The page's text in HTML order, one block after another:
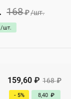
168₽/шт.
/шт.
159,60 ₽ 168 ₽
- 5% 8,40 ₽